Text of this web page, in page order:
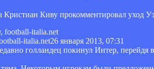
Кристиан Киву прокомментировал уход
italia.net26 января 2013, 07:31
голландец покинул Интер, перейдя